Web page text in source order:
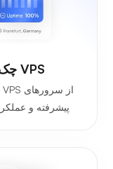
VPS چک قابل اعتماد و کاملاً مجهز
پیشرفته و